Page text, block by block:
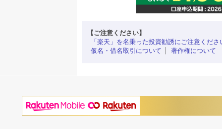
【ご注意ください】
「楽天」を名乗った投資勧誘にご注意くださ
仮名・借名取引について
著作権について